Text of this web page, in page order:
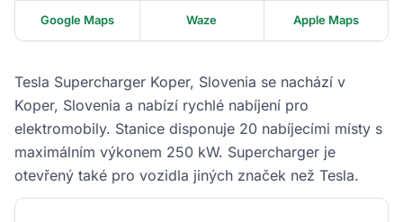
Tesla Supercharger Koper, Slovenia se nachází v
Koper, Slovenia a nabízí rychlé nabíjení pro
elektromobily. Stanice disponuje 20 nabíjecími místy s
maximálním výkonem 250 kW. Supercharger je
otevřený také pro vozidla jiných značek než Tesla.
Google Maps Waze Apple Maps